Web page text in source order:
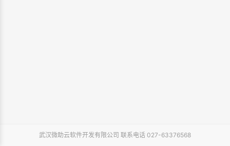
武汉微助云软件开发有限公司 联系电话 027-63376568